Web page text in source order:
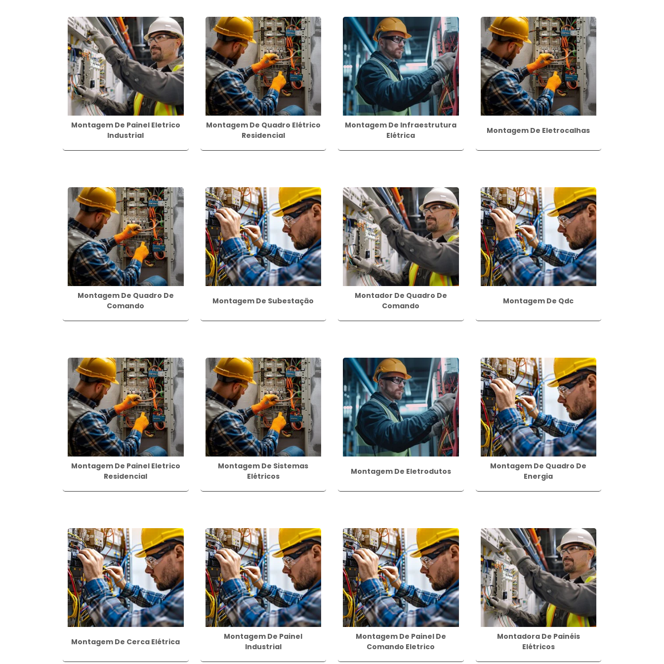
A montagem elétrica tem diversas aplicações em diferentes setores, desde residências até indústrias. Alguns exemplos de aplicações
são:
Iluminação: a montagem elétrica é necessária para instalar sistemas de iluminação em geral, incluindo lâmpadas, luminárias e spots.
Climatização: a montagem elétrica é utilizada para conectar equipamentos de climatização, como ar-condicionado e aquecedores
elétricos.
Automação residencial: com a montagem elétrica, é possível instalar sistemas de automação residencial, controlando eletronicamente
diversos dispositivos, como iluminação, cortinas e segurança.
Sistemas industriais: a montagem elétrica é essencial para a instalação de sistemas de automação industrial, máquinas e equipamentos
elétricos utilizados nos processos de produção.
A montagem elétrica é um processo fundamental para garantir o funcionamento correto e seguro dos sistemas elétricos em diferentes
tipos de estruturas. É importante contar com profissionais qualificados e seguir as normas técnicas adequadas, visando a segurança
dos usuários e a eficiência energética. Com uma montagem elétrica realizada de forma adequada, é possível usufruir dos benefícios de
um sistema elétrico confiável, durável e eficiente.
Montagem De Painel Eletrico
Industrial
Montagem De Quadro Elétrico
Residencial
Montagem De Infraestrutura
Elétrica
Montagem De Eletrocalhas
Montagem De Quadro De
Comando
Montagem De Subestação
Montador De Quadro De
Comando
Montagem De Qdc
Montagem De Painel Eletrico
Residencial
Montagem De Sistemas
Elétricos
Montagem De Eletrodutos
Montagem De Quadro De
Energia
Montagem De Cerca Elétrica
Montagem De Painel
Industrial
Montagem De Painel De
Comando Eletrico
Montadora De Painéis
Elétricos